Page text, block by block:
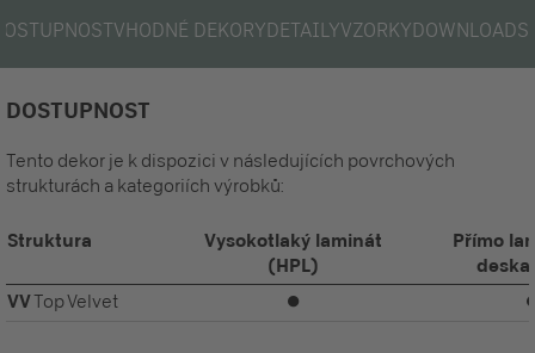
VHODNÉ DEKORYDETAILYVZORKYDOWNLOADS
DOSTUPNOST
Tento dekor je k dispozici v následujících povrchových
strukturách a kategoriích výrobků:
Struktura
Vysokotlaký laminát
(HPL)
Přímo
deska
VVTop Velvet ⏺